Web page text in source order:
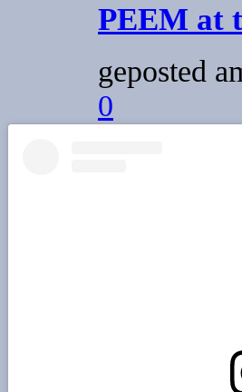
PEEM at
geposted
0